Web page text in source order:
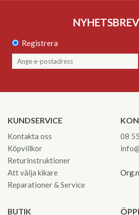
NYHETSBREV
Registrera
KUNDSERVICE
Kontakta oss
Köpvillkor
Returinstruktioner
Att välja kikare
Reparationer & Service
08
BUTIK